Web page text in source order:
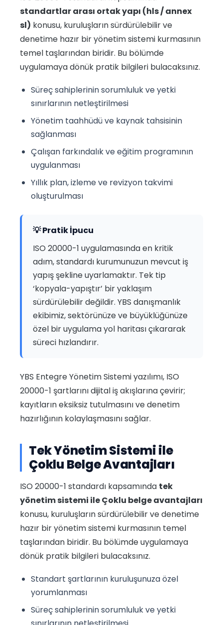
standartlar arası ortak yapı (hls / annex
sl) konusu, kuruluşların sürdürülebilir ve
denetime hazır bir yönetim sistemi kurmasının
temel taşlarından biridir. Bu bölümde
uygulamaya dönük pratik bilgileri bulacaksınız.
Süreç sahiplerinin sorumluluk ve yetki
sınırlarının netleştirilmesi
Yönetim taahhüdü ve kaynak tahsisinin
sağlanması
Çalışan farkındalık ve eğitim programının
uygulanması
Yıllık plan, izleme ve revizyon takvimi
oluşturulması
💡 Pratik İpucu
ISO 20000-1 uygulamasında en kritik
adım, standardı kurumunuzun mevcut iş
yapış şekline uyarlamaktır. Tek tip
‘kopyala-yapıştır’ bir yaklaşım
sürdürülebilir değildir. YBS danışmanlık
ekibimiz, sektörünüze ve büyüklüğünüze
özel bir uygulama yol haritası çıkararak
süreci hızlandırır.
YBS Entegre Yönetim Sistemi yazılımı, ISO
20000-1 şartlarını dijital iş akışlarına çevirir;
kayıtların eksiksiz tutulmasını ve denetim
hazırlığının kolaylaşmasını sağlar.
Tek Yönetim Sistemi ile
Çoklu Belge Avantajları
ISO 20000-1 standardı kapsamında tek
yönetim sistemi ile Çoklu belge avantajları
konusu, kuruluşların sürdürülebilir ve denetime
hazır bir yönetim sistemi kurmasının temel
taşlarından biridir. Bu bölümde uygulamaya
dönük pratik bilgileri bulacaksınız.
Standart şartlarının kuruluşunuza özel
yorumlanması
Süreç sahiplerinin sorumluluk ve yetki